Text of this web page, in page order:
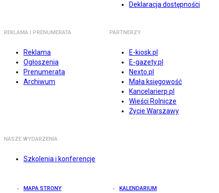
Deklaracja dostępności
REKLAMA I PRENUMERATA
Reklama
Ogłoszenia
Prenumerata
Archiwum
PARTNERZY
E-kiosk.pl
E-gazety.pl
Nexto.pl
Mała księgowość
Kancelarierp.pl
Wieści Rolnicze
Życie Warszawy
NASZE WYDARZENIA
Szkolenia i konferencje
MAPA STRONY KALENDARIUM